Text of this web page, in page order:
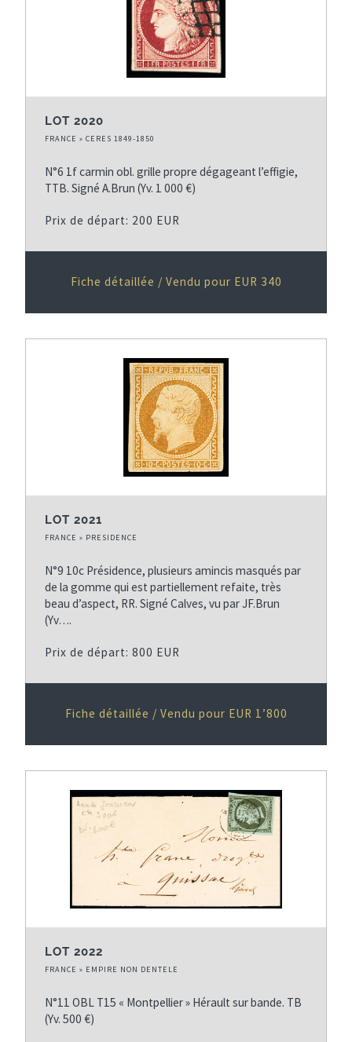
LOT 2020
FRANCE » CERES 1849-1850
N°6 1f carmin obl. grille propre dégageant l’effigie,
TTB. Signé A.Brun (Yv. 1 000 €)
Prix de départ: 200 EUR
Fiche détaillée / Vendu pour EUR 340
LOT 2021
FRANCE » PRESIDENCE
N°9 10c Présidence, plusieurs amincis masqués par
de la gomme qui est partiellement refaite, très
beau d’aspect, RR. Signé Calves, vu par JF.Brun
(Yv….
Prix de départ: 800 EUR
Fiche détaillée / Vendu pour EUR 1’800
LOT 2022
FRANCE » EMPIRE NON DENTELE
N°11 OBL T15 « Montpellier » Hérault sur bande. TB
(Yv. 500 €)